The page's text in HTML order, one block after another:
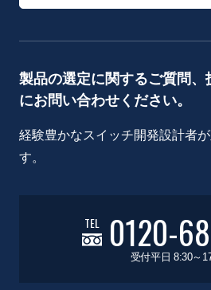
製品の選定に関するご質問、
にお問い合わせください。
経験豊かなスイッチ開発設計者
す。
TEL 0120-
受付平日 8:30～